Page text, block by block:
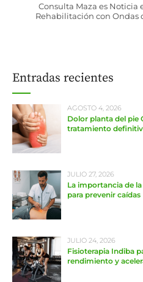
Consulta Maza es Noticia
Rehabilitación con Ondas
Entradas recientes
AGOSTO 4, 2026
Dolor planta del pie
tratamiento
JULIO 27, 2026
La importancia de
para prevenir caídas
JULIO 24, 2026
Fisioterapia Indiba
rendimiento y